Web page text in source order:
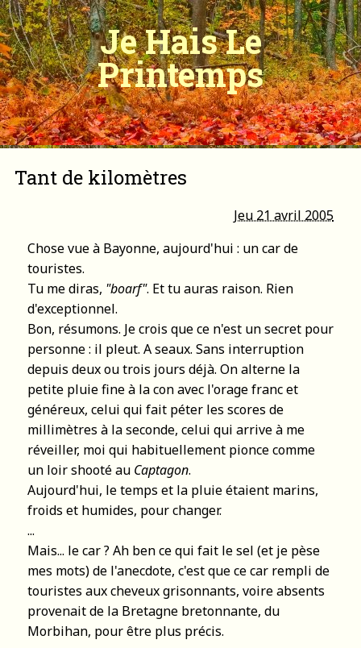
Je Hais Le
Printemps
Tant de kilomètres
Jeu 21 avril 2005
Chose vue à Bayonne, aujourd'hui : un car de
touristes.
Tu me diras, "boarf". Et tu auras raison. Rien
d'exceptionnel.
Bon, résumons. Je crois que ce n'est un secret pour
personne : il pleut. A seaux. Sans interruption
depuis deux ou trois jours déjà. On alterne la
petite pluie fine à la con avec l'orage franc et
généreux, celui qui fait péter les scores de
millimètres à la seconde, celui qui arrive à me
réveiller, moi qui habituellement pionce comme
un loir shooté au Captagon.
Aujourd'hui, le temps et la pluie étaient marins,
froids et humides, pour changer.
...
Mais... le car ? Ah ben ce qui fait le sel (et je pèse
mes mots) de l'anecdote, c'est que ce car rempli de
touristes aux cheveux grisonnants, voire absents
provenait de la Bretagne bretonnante, du
Morbihan, pour être plus précis.